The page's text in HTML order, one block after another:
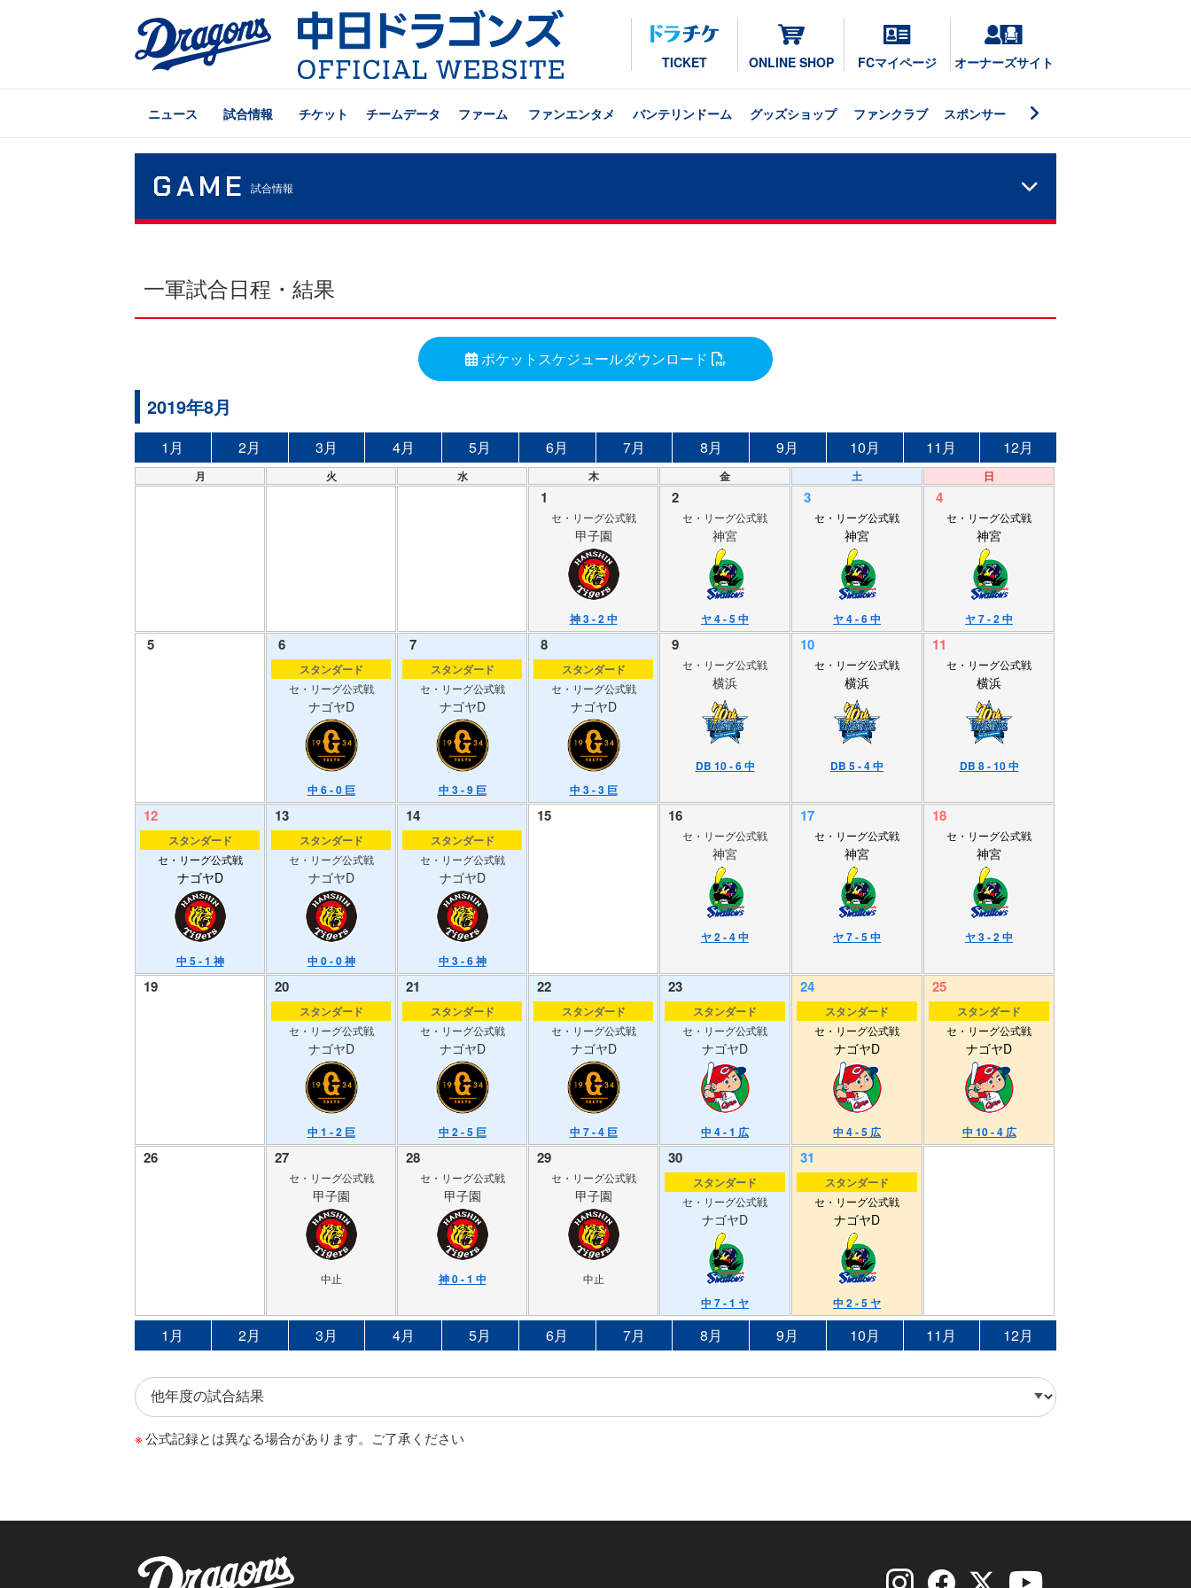
TICKET ONLINE SHOP FCマイページ オーナーズサイト
ニュース 試合情報 チケット チームデータ ファーム ファンエンタメ バンテリンドーム グッズショップ ファンクラブ スポンサー
GAME 試合情報
一軍試合日程・結果
ポケットスケジュールダウンロード
2019年8月
1月 2月 3月 4月 5月 6月 7月 8月 9月 10月 11月 12月
月 火 水 木 金 土 日
1
セ・リーグ公式戦
甲子園
神 3 - 2 中
2
セ・リーグ公式戦
神宮
ヤ 4 - 5 中
3
セ・リーグ公式戦
神宮
ヤ 4 - 6 中
4
セ・リーグ公式戦
神宮
ヤ 7 - 2 中
5 6
スタンダード
セ・リーグ公式戦
ナゴヤD
中 6 - 0 巨
7
スタンダード
セ・リーグ公式戦
ナゴヤD
中 3 - 9 巨
8
スタンダード
セ・リーグ公式戦
ナゴヤD
中 3 - 3 巨
9
セ・リーグ公式戦
横浜
DB 10 - 6 中
10
セ・リーグ公式戦
横浜
DB 5 - 4 中
11
セ・リーグ公式戦
横浜
DB 8 - 10 中
12
スタンダード
セ・リーグ公式戦
ナゴヤD
中 5 - 1 神
13
スタンダード
セ・リーグ公式戦
ナゴヤD
中 0 - 0 神
14
スタンダード
セ・リーグ公式戦
ナゴヤD
中 3 - 6 神
15 16
セ・リーグ公式戦
神宮
ヤ 2 - 4 中
17
セ・リーグ公式戦
神宮
ヤ 7 - 5 中
18
セ・リーグ公式戦
神宮
ヤ 3 - 2 中
19 20
スタンダード
セ・リーグ公式戦
ナゴヤD
中 1 - 2 巨
21
スタンダード
セ・リーグ公式戦
ナゴヤD
中 2 - 5 巨
22
スタンダード
セ・リーグ公式戦
ナゴヤD
中 7 - 4 巨
23
スタンダード
セ・リーグ公式戦
ナゴヤD
中 4 - 1 広
24
スタンダード
セ・リーグ公式戦
ナゴヤD
中 4 - 5 広
25
スタンダード
セ・リーグ公式戦
ナゴヤD
中 10 - 4 広
26 27
セ・リーグ公式戦
甲子園
中止
28
セ・リーグ公式戦
甲子園
神 0 - 1 中
29
セ・リーグ公式戦
甲子園
中止
30
スタンダード
セ・リーグ公式戦
ナゴヤD
中 7 - 1 ヤ
31
スタンダード
セ・リーグ公式戦
ナゴヤD
中 2 - 5 ヤ
1月 2月 3月 4月 5月 6月 7月 8月 9月 10月 11月 12月
公式記録とは異なる場合があります。ご了承ください